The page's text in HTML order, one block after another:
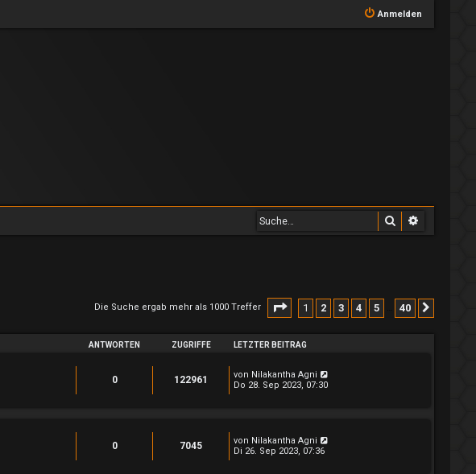
Anmelden
Suche
Die Suche ergab mehr als 1000 Treffer Seite von
1 2 3 4 5 40
ANTWORTEN ZUGRIFFE LETZTER BEITRAG
0 122961 von Nilakantha Agni
Do 28. Sep 2023, 07:30
0 7045 von Nilakantha Agni
Di 26. Sep 2023, 07:36